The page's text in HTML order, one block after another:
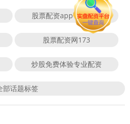
股票配资app下载排行
股票配资网173
炒股免费体验专业配资
部话题标签